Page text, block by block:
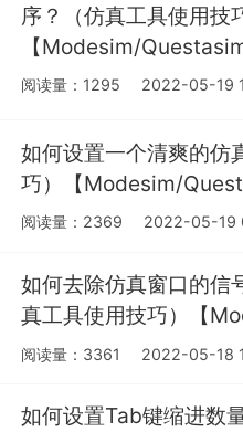
序？（仿真工具使用技
【Modesim/Questasim
阅读量：1295 2022-05-19
如何设置一个清爽的仿
巧）【Modesim/
阅读量：2369 2022-05-19
如何去除仿真窗口的信
真工具使用技巧）【
阅读量：3361 2022-05-18
如何设置Tab键缩进数